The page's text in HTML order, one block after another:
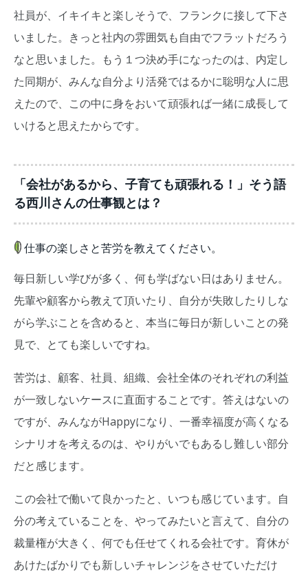
社員が、イキイキと楽しそうで、フランクに接して下さ
いました。きっと社内の雰囲気も自由でフラットだろう
なと思いました。もう１つ決め手になったのは、内定し
た同期が、みんな自分より活発ではるかに聡明な人に思
えたので、この中に身をおいて頑張れば一緒に成長して
いけると思えたからです。
「会社があるから、子育ても頑張れる！」そう語
る西川さんの仕事観とは？
仕事の楽しさと苦労を教えてください。
毎日新しい学びが多く、何も学ばない日はありません。
先輩や顧客から教えて頂いたり、自分が失敗したりしな
がら学ぶことを含めると、本当に毎日が新しいことの発
見で、とても楽しいですね。
苦労は、顧客、社員、組織、会社全体のそれぞれの利益
が一致しないケースに直面することです。答えはないの
ですが、みんながHappyになり、一番幸福度が高くなる
シナリオを考えるのは、やりがいでもあるし難しい部分
だと感じます。
この会社で働いて良かったと、いつも感じています。自
分の考えていることを、やってみたいと言えて、自分の
裁量権が大きく、何でも任せてくれる会社です。育休が
あけたばかりでも新しいチャレンジをさせていただけ